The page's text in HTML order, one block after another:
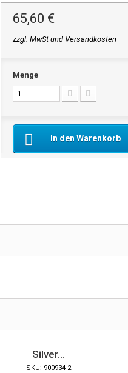
65,60 €
zzgl. MwSt und Versandkosten
Menge
In den Warenkorb
Silver...
SKU: 900934-2